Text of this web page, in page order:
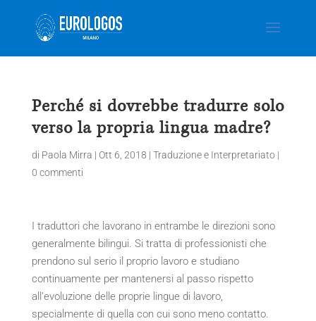
Perché si dovrebbe tradurre solo
verso la propria lingua madre?
di Paola Mirra | Ott 6, 2018 | Traduzione e Interpretariato|
0 commenti
I traduttori che lavorano in entrambe le direzioni sono
generalmente bilingui. Si tratta di professionisti che
prendono sul serio il proprio lavoro e studiano
continuamente per mantenersi al passo rispetto
all’evoluzione delle proprie lingue di lavoro,
specialmente di quella con cui sono meno contatto.